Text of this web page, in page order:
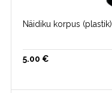
Näidiku korpus (plastik)
5.00 €